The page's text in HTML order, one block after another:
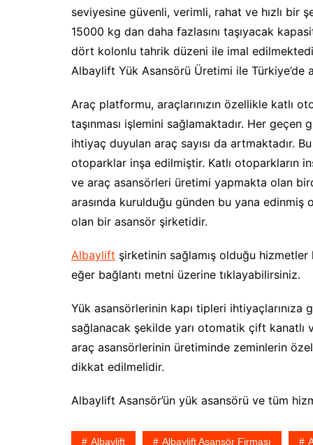
seviyesine güvenli, verimli, rahat ve hızlı bir
15000 kg dan daha fazlasını taşıyacak
dört kolonlu tahrik düzeni ile imal
Albaylift Yük Asansörü Üretimi ile Türkiye’de
Araç platformu, araçlarınızın özellikle katlı
taşınması işlemini sağlamaktadır. Her geçen
ihtiyaç duyulan araç sayısı da artmaktadır.
otoparklar inşa edilmiştir. Katlı otoparkların
ve araç asansörleri üretimi yapmakta olan
arasında kurulduğu günden bu yana edinmiş
olan bir asansör şirketidir.
Albaylift şirketinin sağlamış olduğu
eğer bağlantı metni üzerine tıklayabilirsiniz.
Yük asansörlerinin kapı tipleri ihtiyaçlarınıza
sağlanacak şekilde yarı otomatik çift
araç asansörlerinin üretiminde zeminlerin
dikkat edilmelidir.
Albaylift Asansör’ün yük asansörü ve tüm
Albaylift Albaylift Asansör Firması